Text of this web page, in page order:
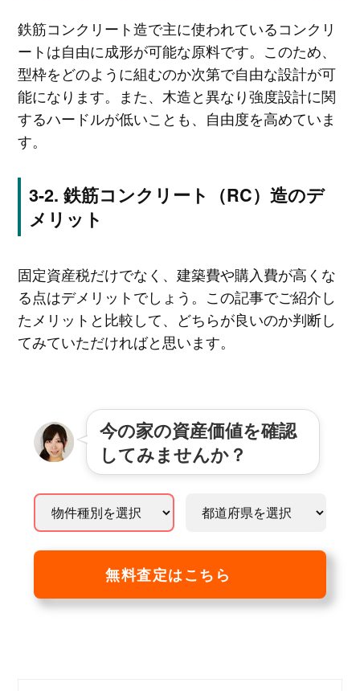
鉄筋コンクリート造で主に使われているコンクリ
ートは自由に成形が可能な原料です。このため、
型枠をどのように組むのか次第で自由な設計が可
能になります。また、木造と異なり強度設計に関
するハードルが低いことも、自由度を高めていま
す。
鉄筋コンクリート（RC）造のデ
メリット
固定資産税だけでなく、建築費や購入費が高くな
る点はデメリットでしょう。この記事でご紹介し
たメリットと比較して、どちらが良いのか判断し
てみていただければと思います。
今の家の資産価値を確認
してみませんか？
無料査定はこちら